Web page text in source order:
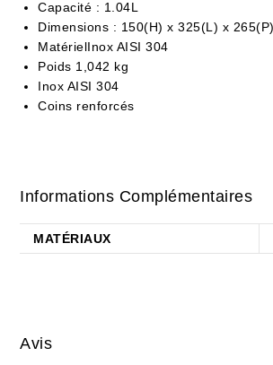
Capacité : 1.04L
Dimensions : 150(H) x 325(L) x
MatérielInox AISI 304
Poids 1,042 kg
Inox AISI 304
Coins renforcés
Informations Complémentaires
MATÉRIAUX
Avis